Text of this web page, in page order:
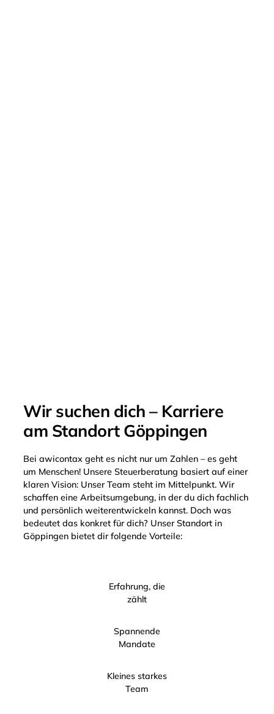
Wir suchen dich – Karriere
am Standort Göppingen
Bei awicontax geht es nicht nur um Zahlen – es geht
um Menschen! Unsere Steuerberatung basiert auf einer
klaren Vision: Unser Team steht im Mittelpunkt. Wir
schaffen eine Arbeitsumgebung, in der du dich fachlich
und persönlich weiterentwickeln kannst. Doch was
bedeutet das konkret für dich? Unser Standort in
Göppingen bietet dir folgende Vorteile:
Erfahrung, die
zählt
Spannende
Mandate
Kleines starkes
Team